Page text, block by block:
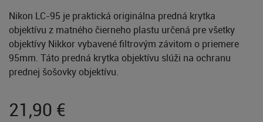
Nikon LC-95 je praktická originálna predná krytka
objektívu z matného čierneho plastu určená pre všetky
objektívy Nikkor vybavené filtrovým závitom o priemere
95mm. Táto predná krytka objektívu slúži na ochranu
prednej šošovky objektívu.
21,90 €